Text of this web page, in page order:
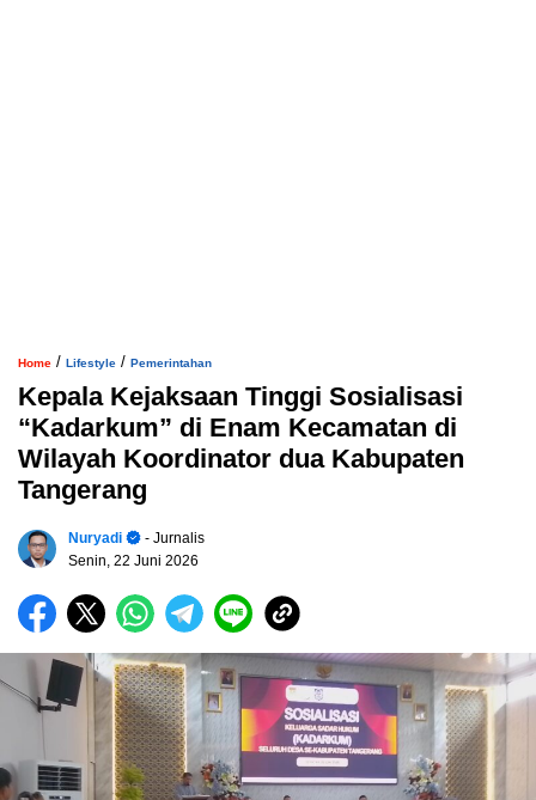
Home / Lifestyle / Pemerintahan
Kepala Kejaksaan Tinggi Sosialisasi
“Kadarkum” di Enam Kecamatan di
Wilayah Koordinator dua Kabupaten
Tangerang
Nuryadi
- Jurnalis
Senin, 22 Juni 2026